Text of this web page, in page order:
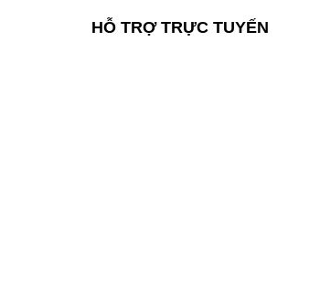
HỖ TRỢ TRỰC TUYẾN